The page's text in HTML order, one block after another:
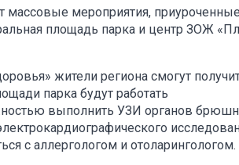
массовые мероприятия,
площадь парка и центр ЗОЖ
жители региона смогут
парка будут работать
выполнить УЗИ органов
с аллергологом и отоларингологом.